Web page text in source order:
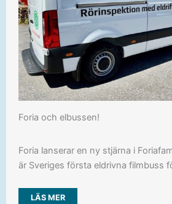
Foria och elbussen!
Foria lanserar en ny stjärna i
är Sveriges första eldrivna filmbuss
LÄS MER